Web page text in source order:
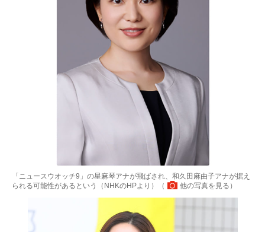
「ニュースウオッチ9」の星麻琴アナが飛ばされ、和久田麻由子アナが据え
られる可能性があるという（NHKのHPより）（
他の写真を見る ）